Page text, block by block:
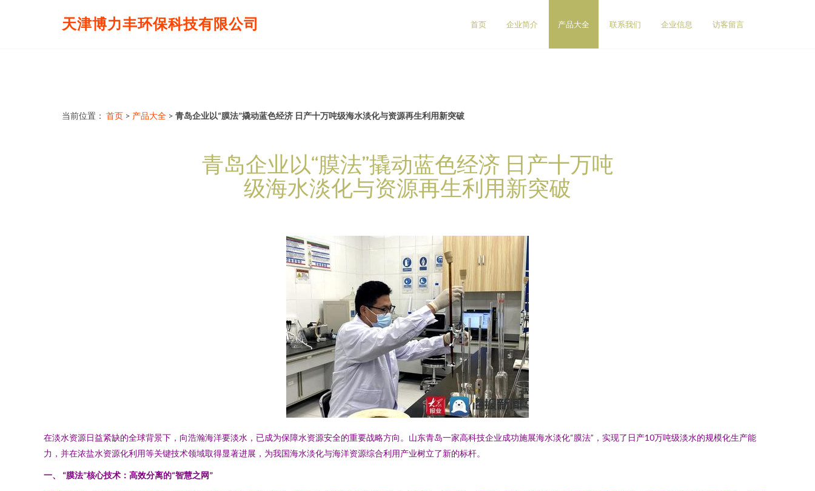
天津博力丰环保科技有限公司 首页 企业简介 产品大全 联系我们 企业信息 访客留言
当前位置： 首页 > 产品大全 > 青岛企业以“膜法”撬动蓝色经济 日产十万吨级海水淡化与资源再生利用新突破
青岛企业以“膜法”撬动蓝色经济 日产十万吨
级海水淡化与资源再生利用新突破
在淡水资源日益紧缺的全球背景下，向浩瀚海洋要淡水，已成为保障水资源安全的重要战略方向。山东青岛一家高科技企业成功施展海水淡化“膜法”，实现了日产10万吨级淡水的规模化生产能
力，并在浓盐水资源化利用等关键技术领域取得显著进展，为我国海水淡化与海洋资源综合利用产业树立了新的标杆。
一、 “膜法”核心技术：高效分离的“智慧之网”